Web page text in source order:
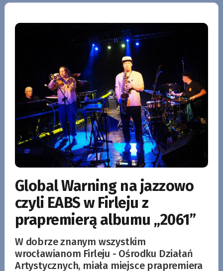
Global Warning na jazzowo
czyli EABS w Firleju z
prapremierą albumu „2061”
W dobrze znanym wszystkim
wrocławianom Firleju - Ośrodku Działań
Artystycznych, miała miejsce prapremiera